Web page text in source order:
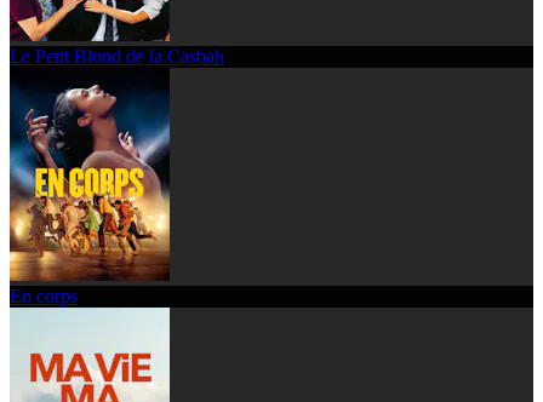
Le Petit Blond de la Casbah
En corps